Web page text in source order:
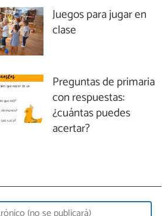
Juegos para jugar en
clase
Preguntas de primaria
con respuestas:
¿cuántas puedes
acertar?